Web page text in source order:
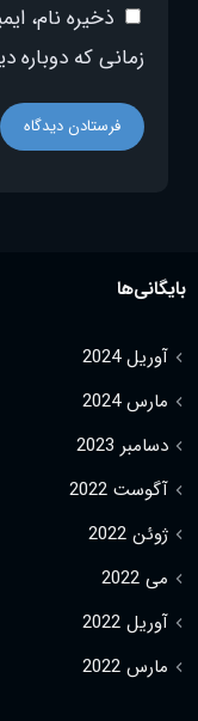
ذخیره نام،
زمانی که
بایگانی‌ها
آوریل 2024
مارس 2024
دسامبر 2023
آگوست 2022
ژوئن 2022
می 2022
آوریل 2022
مارس 2022